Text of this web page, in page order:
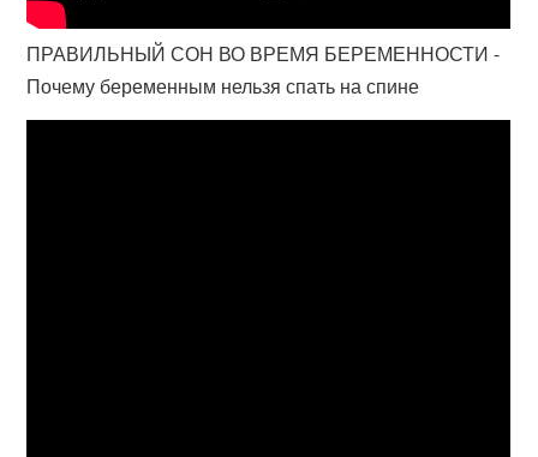
ПРАВИЛЬНЫЙ СОН ВО ВРЕМЯ БЕРЕМЕННОСТИ -
Почему беременным нельзя спать на спине